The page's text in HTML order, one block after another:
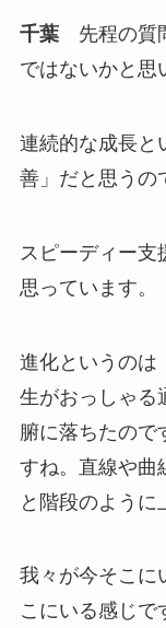
千葉先程の質
ではないかと思
連続的な成長と
善」だと思うの
スピーディー支
思っています。
進化というのは
生がおっしゃる
腑に落ちたので
すね。直線や曲
と階段のように
我々が今そこに
こにいる感じで